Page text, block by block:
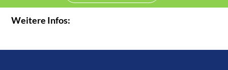
Weitere Infos: